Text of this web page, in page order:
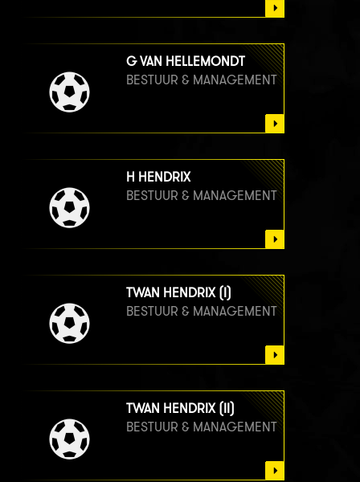
G VAN HELLEMONDT
BESTUUR & MANAGEMENT
H HENDRIX
BESTUUR & MANAGEMENT
TWAN HENDRIX (I)
BESTUUR & MANAGEMENT
TWAN HENDRIX (II)
BESTUUR & MANAGEMENT